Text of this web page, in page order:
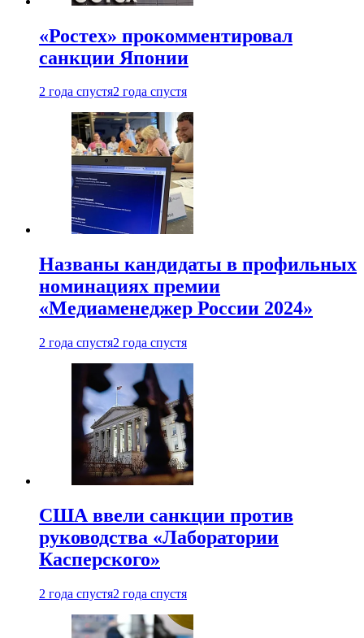
«Ростех» прокомментировал
санкции Японии
2 года спустя2 года спустя
Названы кандидаты в профильных
номинациях премии
«Медиаменеджер России 2024»
2 года спустя2 года спустя
США ввели санкции против
руководства «Лаборатории
Касперского»
2 года спустя2 года спустя